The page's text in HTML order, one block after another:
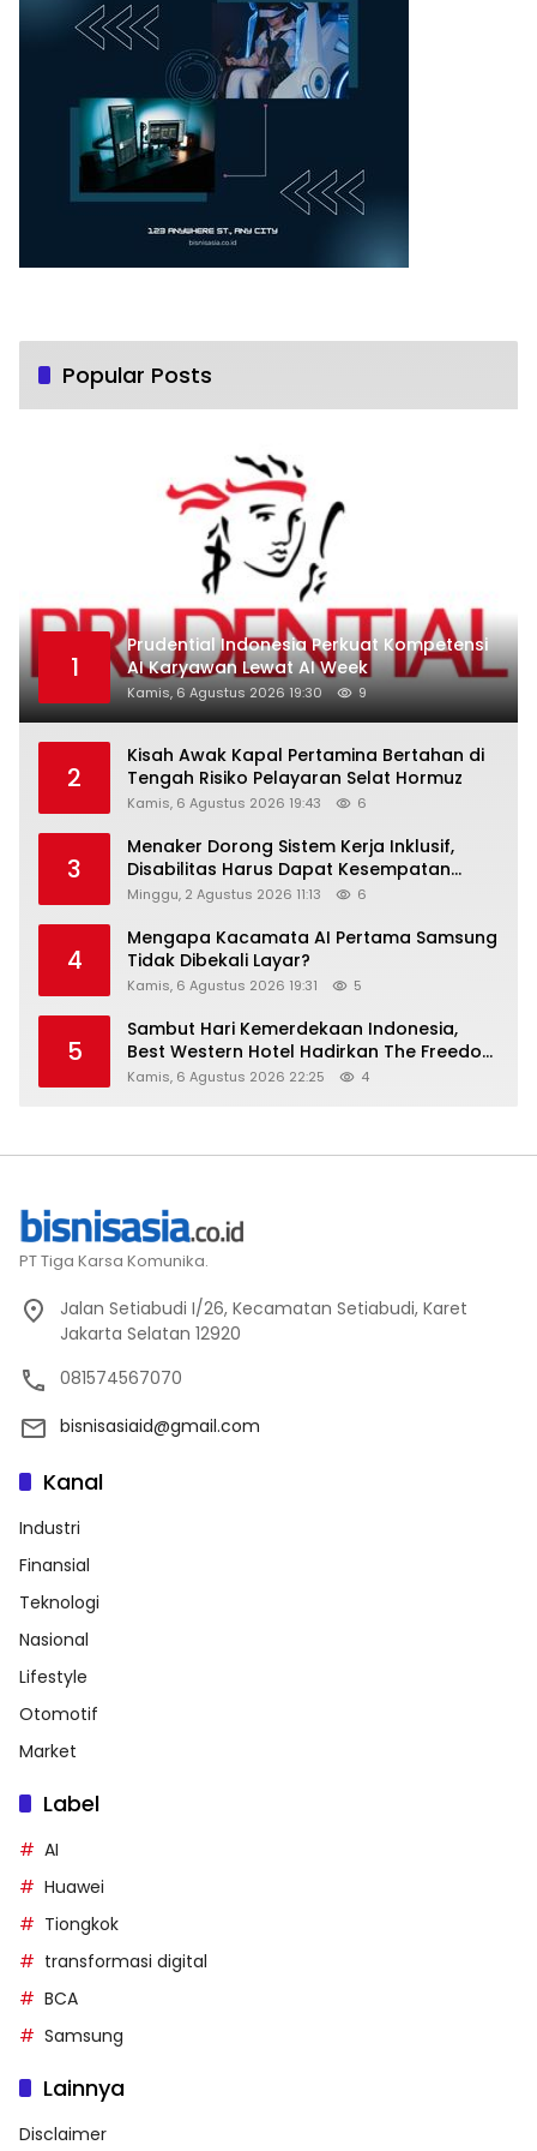
Popular Posts
1
Prudential Indonesia Perkuat Kompetensi
AI Karyawan Lewat AI Week
Kamis, 6 Agustus 2026 19:30 9
2
Kisah Awak Kapal Pertamina Bertahan di
Tengah Risiko Pelayaran Selat Hormuz
Kamis, 6 Agustus 2026 19:43 6
3
Menaker Dorong Sistem Kerja Inklusif,
Disabilitas Harus Dapat Kesempatan
Setara
Minggu, 2 Agustus 2026 11:13 6
4
Mengapa Kacamata AI Pertama Samsung
Tidak Dibekali Layar?
Kamis, 6 Agustus 2026 19:31 5
5
Sambut Hari Kemerdekaan Indonesia,
Best Western Hotel Hadirkan The Freedom
Stay Diskon Hingga 45%
Kamis, 6 Agustus 2026 22:25 4
PT Tiga Karsa Komunika.
Jalan Setiabudi I/26, Kecamatan Setiabudi, Karet
Jakarta Selatan 12920
081574567070
bisnisasiaid@gmail.com
Kanal
Industri
Finansial
Teknologi
Nasional
Lifestyle
Otomotif
Market
Label
AI
Huawei
Tiongkok
transformasi digital
BCA
Samsung
Lainnya
Disclaimer